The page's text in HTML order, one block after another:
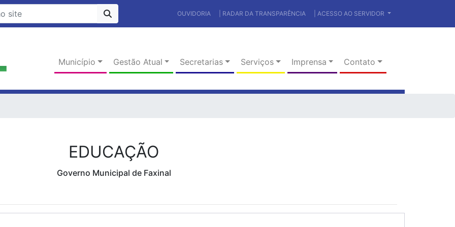
OUVIDORIA | RADAR DA TRANSPARÊNCIA | ACESSO AO SERVIDOR
Município Gestão Atual Secretarias Serviços Imprensa Contato
EDUCAÇÃO
Governo Municipal de Faxinal